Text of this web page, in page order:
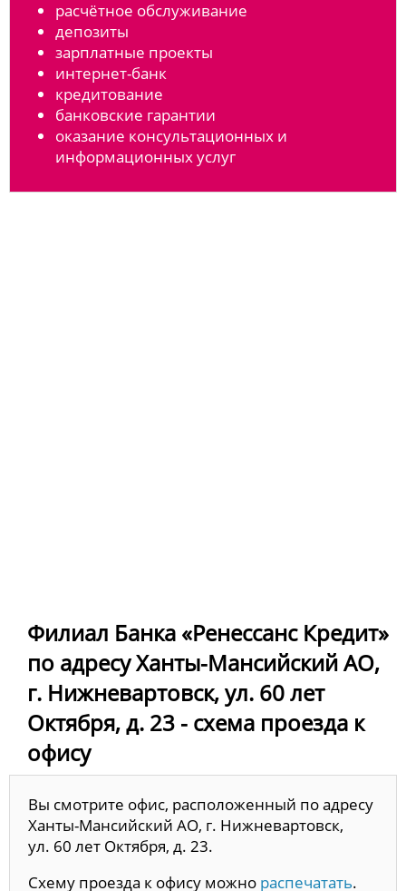
расчётное обслуживание
депозиты
зарплатные проекты
интернет-банк
кредитование
банковские гарантии
оказание консультационных и
информационных услуг
Филиал Банка «Ренессанс Кредит»
по адресу Ханты-Мансийский АО,
г. Нижневартовск, ул. 60 лет
Октября, д. 23 - схема проезда к
офису
Вы смотрите офис, расположенный по адресу
Ханты-Мансийский АО, г. Нижневартовск,
ул. 60 лет Октября, д. 23.
Схему проезда к офису можно распечатать.